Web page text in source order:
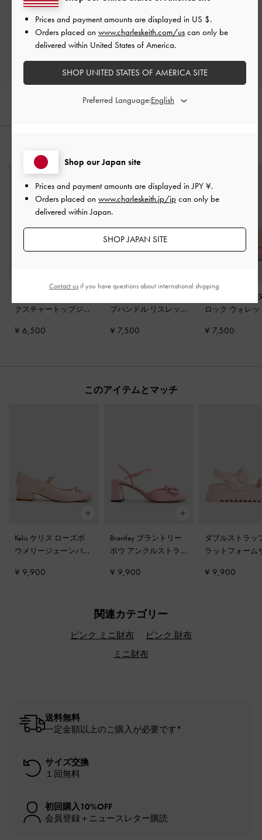
レビューを書く
クスチャートップジッ
ピンク
¥ 6,500
プハンドル リスレッ
¥ 7,500
Tricha トリチャ
ロック ウォレ
¥ 7,500
このアイテムとマッチ
Kelis ケリス ローズボ
ウメリージェーンパン
¥ 9,900
Brantley ブラントリー
ボウ アンクルストラ
¥ 9,900
ダブルストラッ
ラットフォーム
¥ 9,900
関連カテゴリー
ピンク ミニ財布
ピンク 財布
ミニ財布
送料無料
一定金額以上のご購入が必要です*
サイズ交換
１回無料
初回購入10%OFF
会員登録＋ニュースレター購読
Shop our Japan site
Prices and payment amounts are displayed inJPY ¥.
Orders placed on www.charleskeith.jp/jp can only be
delivered within Japan.
SHOP JAPAN SITE
Prices and payment amounts are displayed in US $.
Orders placed on www.charleskeith.com/us can only be
delivered within United States of America.
SHOP UNITED STATES OF AMERICA SITE
Preferred Language:
Contact usif you have questions about international shipping.